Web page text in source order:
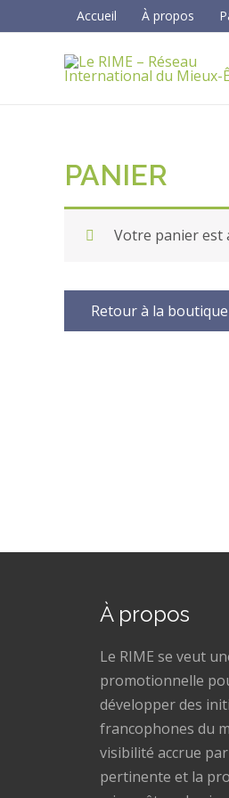
au
Accueil À propos
PANIER
Votre panier est
Retour à la boutique
À propos
Le RIME se veut
promotionnelle
développer des
francophones du
visibilité accrue
pertinente et la